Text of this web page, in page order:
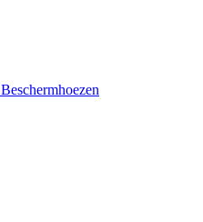
Beschermhoezen